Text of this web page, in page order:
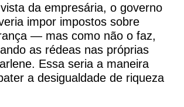
da empresária, o governo
impor impostos sobre
— mas como não o faz,
as rédeas nas próprias
Essa seria a maneira
a desigualdade de riqueza